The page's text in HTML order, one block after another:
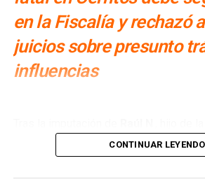
en la Fiscalía y rechazó
juicios sobre presunto
influencias
, por el accidente
en la carretera libre
CONTINUAR LEYENDO